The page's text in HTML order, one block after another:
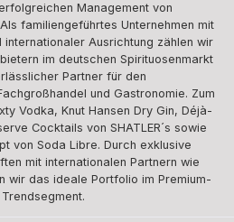
Management von
familiengeführtes Unternehmen mit
Ausrichtung zählen wir
im deutschen Spirituosenmarkt
Partner für den
und Gastronomie. Zum
Vodka, Knut Hansen Dry Gin, Déjà-
Cocktails von SHATLER´s sowie
von Soda Libre. Durch exklusive
mit internationalen Partnern wie
wir das ideale Portfolio im Premium-